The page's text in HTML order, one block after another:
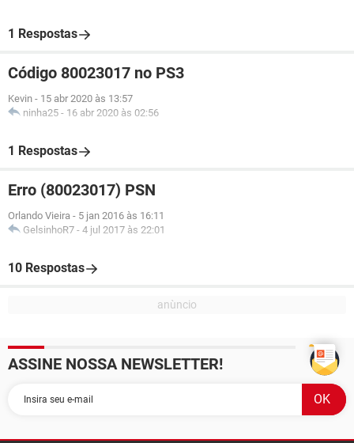
1 Respostas
Código 80023017 no PS3
Kevin - 15 abr 2020 às 13:57
ninha25 - 16 abr 2020 às 02:56
1 Respostas
Erro (80023017) PSN
Orlando Vieira - 5 jan 2016 às 16:11
GelsinhoR7 - 4 jul 2017 às 22:01
10 Respostas
ASSINE NOSSA NEWSLETTER!